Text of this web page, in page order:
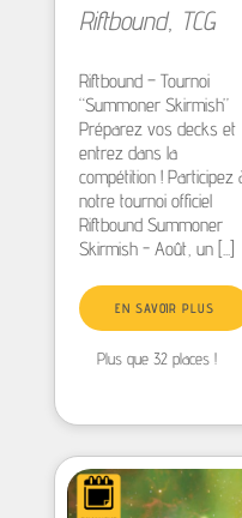
Riftbound, TCG
Riftbound – Tournoi
“Summoner Skirmish”
Préparez vos decks et
entrez dans la
compétition ! Participez
notre tournoi officiel
Riftbound Summoner
Skirmish - Août, un [...]
EN SAVOIR PLUS
Plus que 32 places !